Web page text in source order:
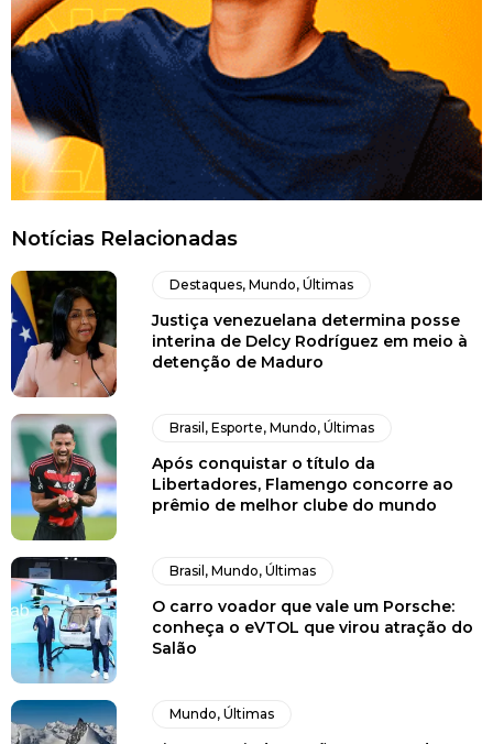
Notícias Relacionadas
Destaques,Mundo,Últimas
Justiça venezuelana determina posse
interina de Delcy Rodríguez em meio à
detenção de Maduro
Brasil ,Esporte,Mundo,Últimas
Após conquistar o título da
Libertadores, Flamengo concorre ao
prêmio de melhor clube do mundo
Brasil ,Mundo,Últimas
O carro voador que vale um Porsche:
conheça o eVTOL que virou atração do
Salão
Mundo,Últimas